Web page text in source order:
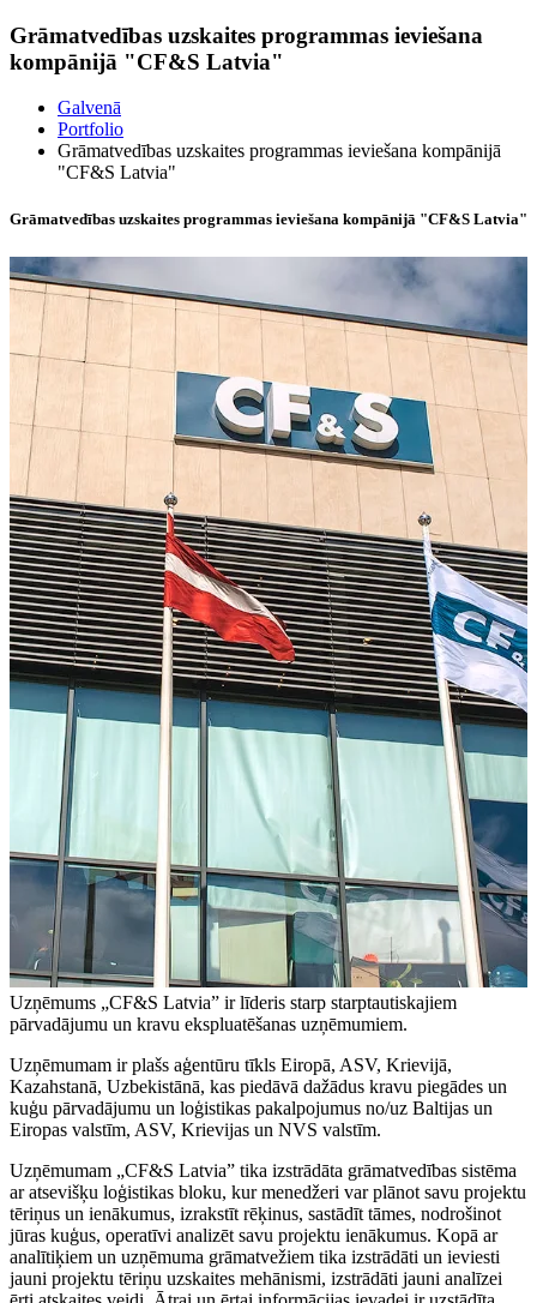
Grāmatvedības uzskaites programmas ieviešana
kompānijā "CF&S Latvia"
Galvenā
Portfolio
Grāmatvedības uzskaites programmas ieviešana kompānijā
"CF&S Latvia"
Grāmatvedības uzskaites programmas ieviešana kompānijā "CF&S Latvia"
Uzņēmums „CF&S Latvia” ir līderis starp starptautiskajiem
pārvadājumu un kravu ekspluatēšanas uzņēmumiem.
Uzņēmumam ir plašs aģentūru tīkls Eiropā, ASV, Krievijā,
Kazahstanā, Uzbekistānā, kas piedāvā dažādus kravu piegādes un
kuģu pārvadājumu un loģistikas pakalpojumus no/uz Baltijas un
Eiropas valstīm, ASV, Krievijas un NVS valstīm.
Uzņēmumam „CF&S Latvia” tika izstrādāta grāmatvedības sistēma
ar atsevišķu loģistikas bloku, kur menedžeri var plānot savu projektu
tēriņus un ienākumus, izrakstīt rēķinus, sastādīt tāmes, nodrošinot
jūras kuģus, operatīvi analizēt savu projektu ienākumus. Kopā ar
analītiķiem un uzņēmuma grāmatvežiem tika izstrādāti un ieviesti
jauni projektu tēriņu uzskaites mehānismi, izstrādāti jauni analīzei